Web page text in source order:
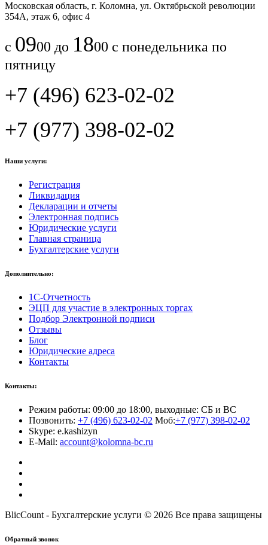
Московская область, г. Коломна, ул. Октябрьской революции
354А, этаж 6, офис 4
с 0900 до 1800 с понедельника по
пятницу
+7 (496) 623-02-02
+7 (977) 398-02-02
Наши услуги:
Регистрация
Ликвидация
Декларации и отчеты
Электронная подпись
Юридические услуги
Главная страница
Бухгалтерские услуги
Дополнительно:
1С-Отчетность
ЭЦП для участие в электронных торгах
Подбор Электронной подписи
Отзывы
Блог
Юридические адреса
Контакты
Контакты:
Режим работы: 09:00 до 18:00, выходные: СБ и ВС
Позвонить: +7 (496) 623-02-02 Моб:+7 (977) 398-02-02
Skype: e.kashizyn
E-Mail: account@kolomna-bc.ru
BlicCount - Бухгалтерские услуги © 2026 Все права защищены
Обратный звонок